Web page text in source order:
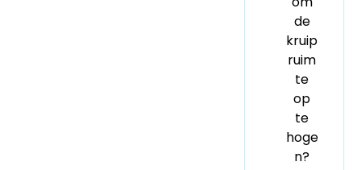
de
kruip
ruim
te
op
te
hoge
n?